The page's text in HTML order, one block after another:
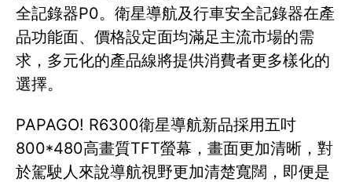
全記錄器P0。衛星導航及行車安全記錄器在產
品功能面、價格設定面均滿足主流市場的需
求，多元化的產品線將提供消費者更多樣化的
選擇。
PAPAGO! R6300衛星導航新品採用五吋
800*480高畫質TFT螢幕，畫面更加清晰，對
於駕駛人來說導航視野更加清楚寬闊，即便是